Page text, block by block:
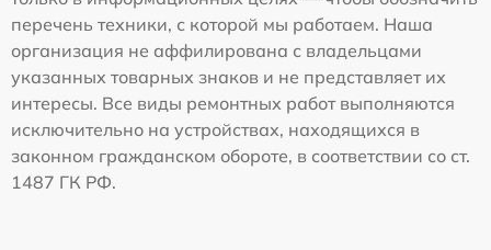
перечень техники, с которой мы работаем. Наша
организация не аффилирована с владельцами
указанных товарных знаков и не представляет их
интересы. Все виды ремонтных работ выполняются
исключительно на устройствах, находящихся в
законном гражданском обороте, в соответствии со ст.
1487 ГК РФ.